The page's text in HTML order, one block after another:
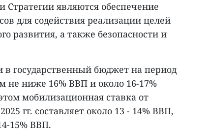
являются обеспечение
для содействия реализации целей
развития, а также безопасности и
государственный бюджет на период
не ниже 16% ВВП и около 16-17%
мобилизационная ставка от
гг. составляет около 13 - 14% ВВП,
15% ВВП.